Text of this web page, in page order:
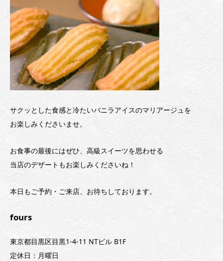
サクッとした食感と冷たいバニラアイスのマリアージュを
お楽しみくださいませ。
お食事の最後にはぜひ、高級スイーツを思わせる
当店のデザートもお楽しみくださいね！
本日もご予約・ご来店、お待ちしております。
fours
東京都目黒区目黒1-4-11 NTビル B1F
定休日：月曜日